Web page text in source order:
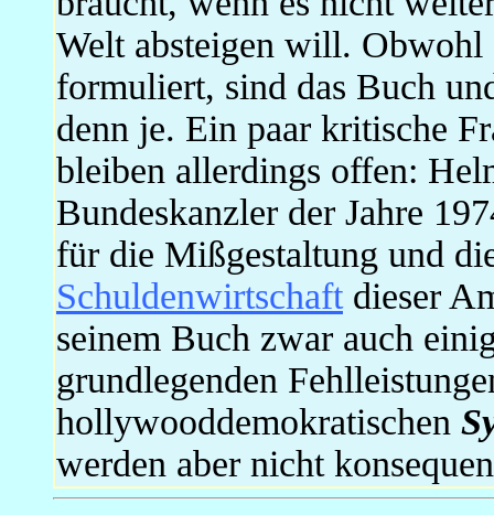
Welt absteigen will. Obwohl
formuliert, sind das Buch
denn je. Ein paar kritische
bleiben allerdings offen:
Bundeskanzler der Jahre
für die Mißgestaltung und
Schuldenwirtschaftdieser
seinem Buch zwar auch
grundlegenden
hollywooddemokratischen
werden aber nicht